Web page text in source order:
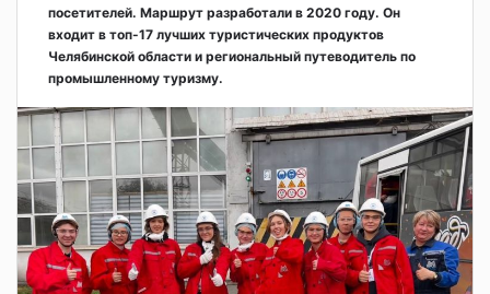
посетителей. Маршрут разработали в 2020 году. Он
входит в топ-17 лучших туристических продуктов
Челябинской области и региональный путеводитель по
промышленному туризму.